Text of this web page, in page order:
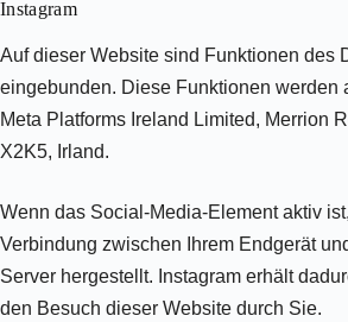
Instagram
Auf dieser Website sind Funktionen des
eingebunden. Diese Funktionen werden
Meta Platforms Ireland Limited, Merrion
X2K5, Irland.
Wenn das Social-Media-Element aktiv
Verbindung zwischen Ihrem Endgerät
Server hergestellt. Instagram erhält
den Besuch dieser Website durch Sie.